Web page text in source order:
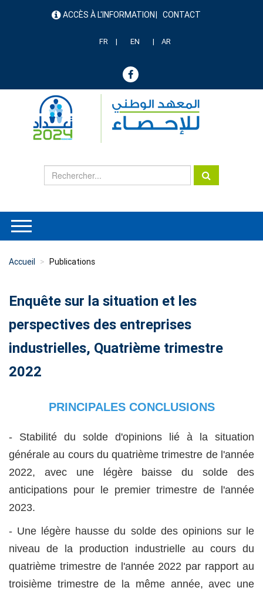
menu ACCÈS À L'INFORMATION CONTACT
FR EN AR
Accueil Publications
Enquête sur la situation et les
perspectives des entreprises
industrielles, Quatrième trimestre
2022
PRINCIPALES CONCLUSIONS
- Stabilité du solde d'opinions lié à la situation
générale au cours du quatrième trimestre de l'année
2022, avec une légère baisse du solde des
anticipations pour le premier trimestre de l'année
2023.
- Une légère hausse du solde des opinions sur le
niveau de la production industrielle au cours du
quatrième trimestre de l'année 2022 par rapport au
troisième trimestre de la même année, avec une